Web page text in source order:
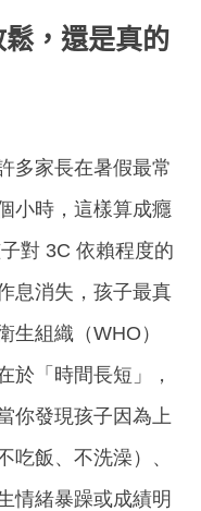
，還是真的
多家長在暑假最常
小時，這樣算成癮
對 3C 依賴程度的
息消失，孩子最真
生組織（WHO）
於「時間長短」，
你發現孩子因為上
吃飯、不洗澡）、
情緒暴躁或成績明